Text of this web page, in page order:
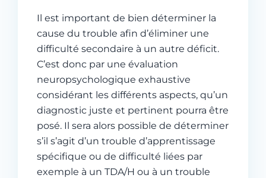
Il est important de bien déterminer la
cause du trouble afin d’éliminer une
difficulté secondaire à un autre déficit.
C’est donc par une évaluation
neuropsychologique exhaustive
considérant les différents aspects, qu’un
diagnostic juste et pertinent pourra être
posé. Il sera alors possible de déterminer
s’il s’agit d’un trouble d’apprentissage
spécifique ou de difficulté liées par
exemple à un TDA/H ou à un trouble